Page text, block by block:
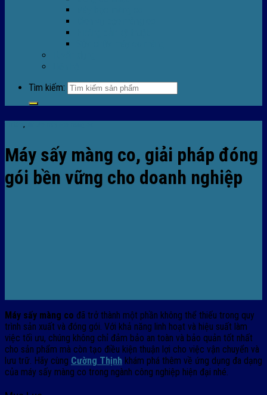
Tìm kiếm:
,
Máy sấy màng co, giải pháp đóng
gói bền vững cho doanh nghiệp
Máy sấy màng co đã trở thành một phần không thể thiếu trong quy
trình sản xuất và đóng gói. Với khả năng linh hoạt và hiệu suất làm
việc tối ưu, chúng không chỉ đảm bảo an toàn và bảo quản tốt nhất
cho sản phẩm mà còn tạo điều kiện thuận lợi cho việc vận chuyển và
lưu trữ. Hãy cùng Cường Thịnh khám phá thêm về ứng dụng đa dạng
của máy sấy màng co trong ngành công nghiệp hiện đại nhé.